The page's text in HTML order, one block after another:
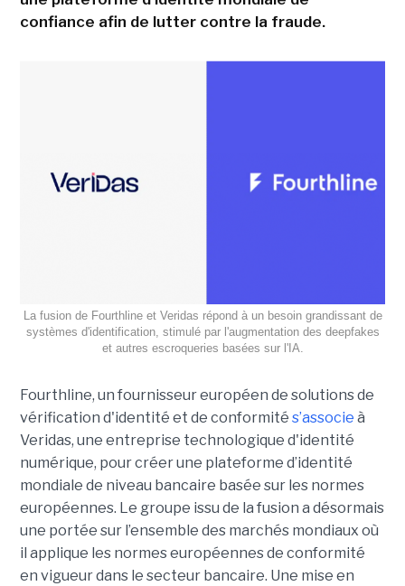
confiance afin de lutter contre la fraude.
La fusion de Fourthline et Veridas répond à un besoin grandissant de
systèmes d'identification, stimulé par l'augmentation des deepfakes
et autres escroqueries basées sur l'IA.
Fourthline, un fournisseur européen de solutions de
vérification d'identité et de conformité s’associe à
Veridas, une entreprise technologique d'identité
numérique, pour créer une plateforme d’identité
mondiale de niveau bancaire basée sur les normes
européennes. Le groupe issu de la fusion a désormais
une portée sur l’ensemble des marchés mondiaux où
il applique les normes européennes de conformité
en vigueur dans le secteur bancaire. Une mise en